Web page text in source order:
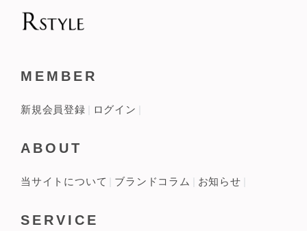
MEMBER
新規会員登録 ログイン
ABOUT
当サイトについて ブランドコラム お知らせ
SERVICE